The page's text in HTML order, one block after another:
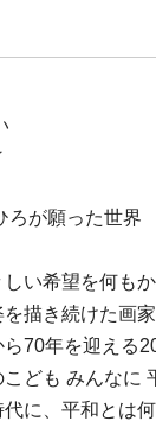
ろが願った世界
しい希望を何も
描き続けた画家
70年を迎える
ども みんなに
に、平和とは